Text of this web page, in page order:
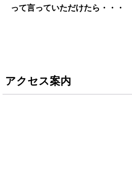
って言っていただけたら・・・
アクセス案内